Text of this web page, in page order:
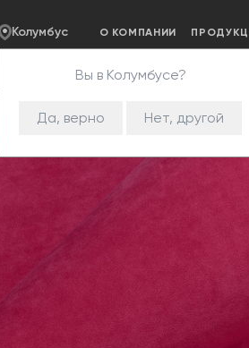
Колумбус
Вы в Колумбусе?
Да, верно Нет, другой
О КОМПАНИИ